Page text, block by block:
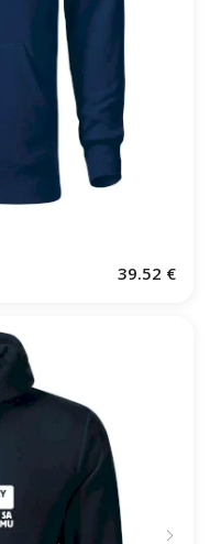
39.52 €